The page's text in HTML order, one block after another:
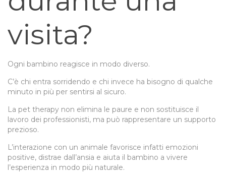
visita?
Ogni bambino reagisce in modo diverso.
C’è chi entra sorridendo e chi invece ha bisogno di qualche
minuto in più per sentirsi al sicuro.
La pet therapy non elimina le paure e non sostituisce il
lavoro dei professionisti, ma può rappresentare un supporto
prezioso.
L’interazione con un animale favorisce infatti emozioni
positive, distrae dall’ansia e aiuta il bambino a vivere
l’esperienza in modo più naturale.